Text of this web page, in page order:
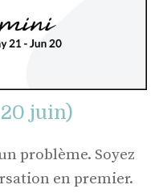
juin)
problème. Soyez
en premier.